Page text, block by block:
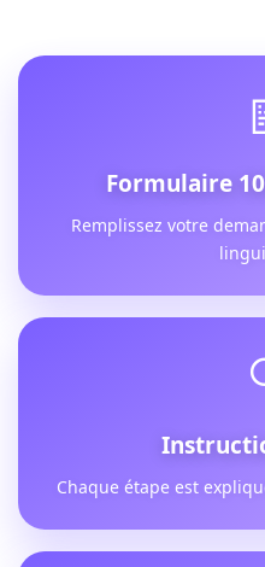
Formulaire
Remplissez votre
Chaque étape est